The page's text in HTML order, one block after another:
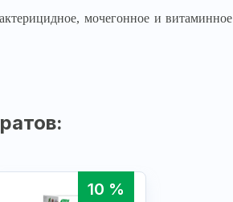
мочегонное и витаминное
10 %